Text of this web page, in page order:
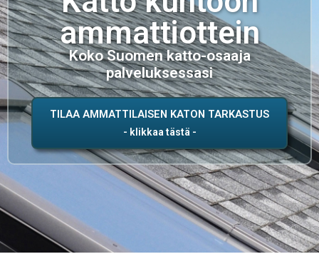
ammattiottein
Koko Suomen katto-osaaja
palveluksessasi
TILAA AMMATTILAISEN KATON TARKASTUS